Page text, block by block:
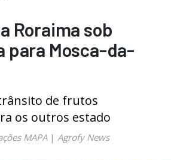
Roraima sob
para Mosca-da-
de frutos
os outros estado
MAPA| Agrofy News